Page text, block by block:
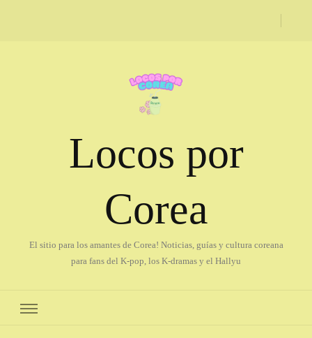
Locos por
Corea
El sitio para los amantes de Corea! Noticias, guías y cultura coreana
para fans del K-pop, los K-dramas y el Hallyu